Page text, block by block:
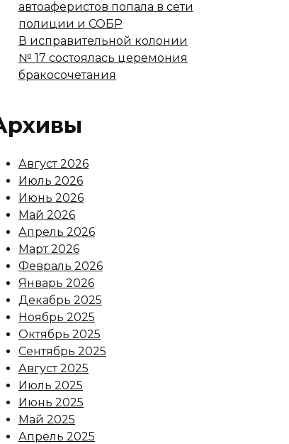
автоаферистов попала в сети
полиции и СОБР
В исправительной колонии
№ 17 состоялась церемония
бракосочетания
Август 2026
Июль 2026
Июнь 2026
Май 2026
Апрель 2026
Март 2026
Февраль 2026
Январь 2026
Декабрь 2025
Ноябрь 2025
Октябрь 2025
Сентябрь 2025
Август 2025
Июль 2025
Июнь 2025
Май 2025
Апрель 2025